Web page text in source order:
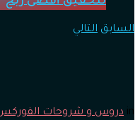
السابق التالي
in دروس و شروحات